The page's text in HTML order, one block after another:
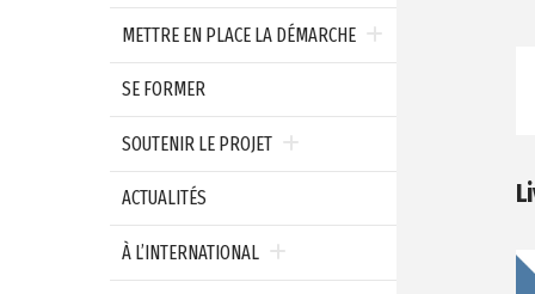
METTRE EN PLACE LA DÉMARCHE
SE FORMER
SOUTENIR LE PROJET
ACTUALITÉS
À L’INTERNATIONAL